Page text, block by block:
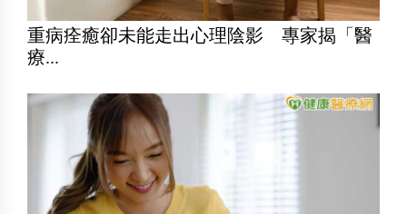
重病痊癒卻未能走出心理陰影 專家揭「醫
療...